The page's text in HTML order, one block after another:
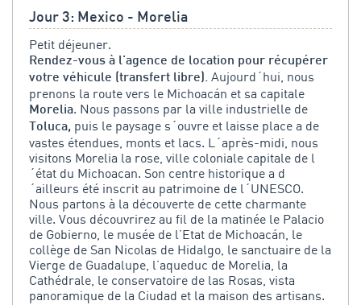
Jour 3: Mexico - Morelia
Petit déjeuner.
Rendez-vous à l'agence de location pour récupérer
votre véhicule (transfert libre). Aujourd´hui, nous
prenons la route vers le Michoacán et sa capitale
Morelia. Nous passons par la ville industrielle de
Toluca, puis le paysage s´ouvre et laisse place a de
vastes étendues, monts et lacs. L´après-midi, nous
visitons Morelia la rose, ville coloniale capitale de l
´état du Michoacan. Son centre historique a d
´ailleurs été inscrit au patrimoine de l´UNESCO.
Nous partons à la découverte de cette charmante
ville. Vous découvrirez au fil de la matinée le Palacio
de Gobierno, le musée de l’Etat de Michoacán, le
collège de San Nicolas de Hidalgo, le sanctuaire de la
Vierge de Guadalupe, l’aqueduc de Morelia, la
Cathédrale, le conservatoire de las Rosas, vista
panoramique de la Ciudad et la maison des artisans.